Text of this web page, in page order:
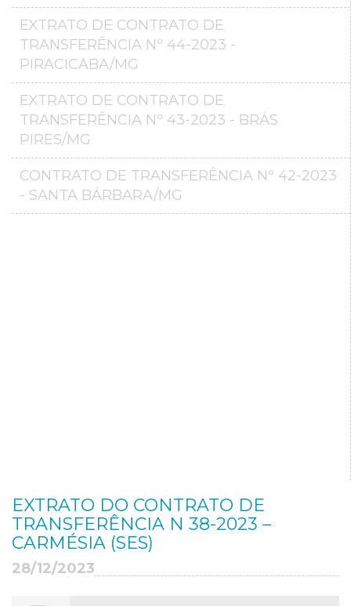
EXTRATO DE CONTRATO DE
TRANSFERÊNCIA Nº 44-2023 -
PIRACICABA/MG
EXTRATO DE CONTRATO DE
TRANSFERÊNCIA Nº 43-2023 - BRÁS
PIRES/MG
CONTRATO DE TRANSFERÊNCIA Nº 42-2023
- SANTA BÁRBARA/MG
EXTRATO DO CONTRATO DE
TRANSFERÊNCIA N 38-2023 –
CARMÉSIA (SES)
28/12/2023